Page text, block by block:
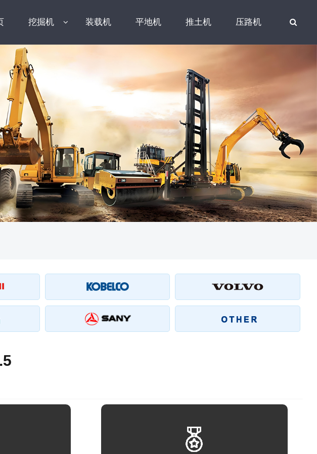
挖掘机 装载机 平地机 推土机 压路机